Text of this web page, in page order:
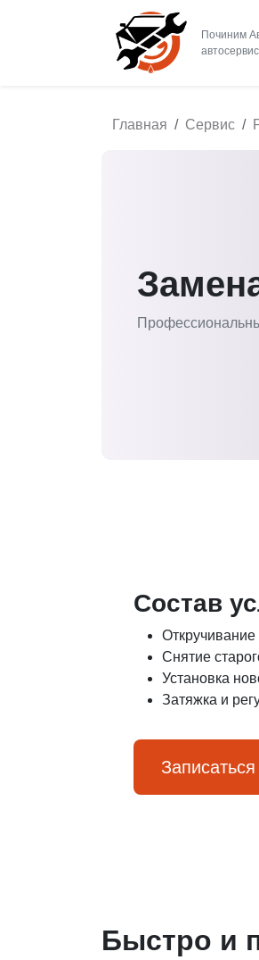
Починим
Главная Сервис
Состав
Откручивание
Снятие
Установка
Затяжка и
Быстро и